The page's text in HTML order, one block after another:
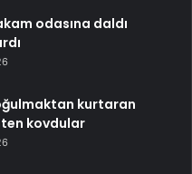
odasına daldı
kurtaran
kovdular